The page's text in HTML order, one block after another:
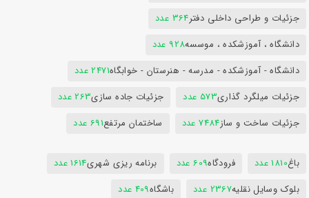
جزئیات و طراحی داخلی دفتر364 عدد
دانشگاه ، آموزشکده ، موسسه928 عدد
دانشگاه - آموزشکده - مدرسه - هنرستان - خوابگاه2471 عدد
جزئیات میلگرد گذاری573 عدد جزئیات جاده سازی263 عدد
جزئیات ساخت و ساز7484 عدد ساختمان مرتفع691 عدد
باغ1810 عدد فرودگاه609 عدد برنامه ریزی شهری1614 عدد
بلوک وسایل نقلیه2367 عدد باشگاه409 عدد